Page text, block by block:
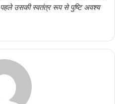
उसकी स्वतंत्र रूप से पुष्टि अवश्य